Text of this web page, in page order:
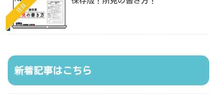
注目
新着記事はこちら